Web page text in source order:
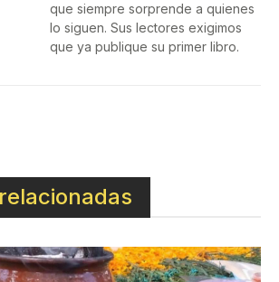
que siempre sorprende a quienes
lo siguen. Sus lectores exigimos
que ya publique su primer libro.